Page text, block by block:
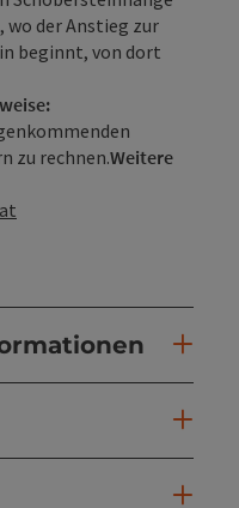
wo der Anstieg zur
beginnt, von dort
zu rechnen.Weitere